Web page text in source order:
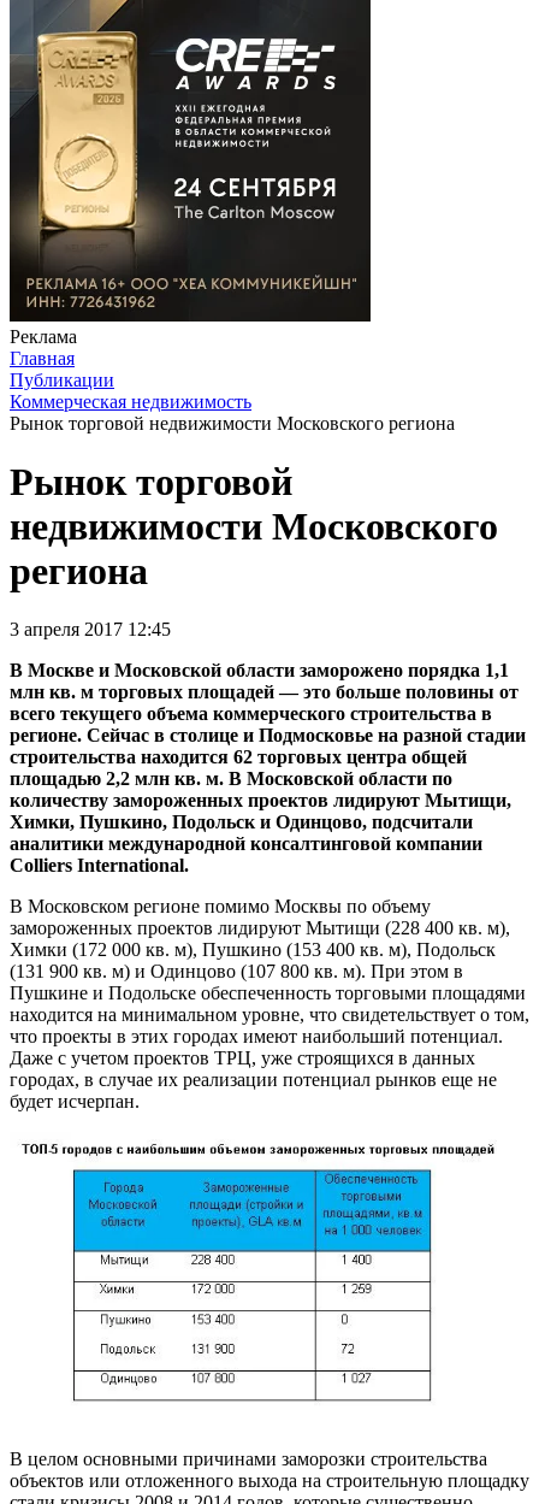
Реклама
Главная
Публикации
Коммерческая недвижимость
Рынок торговой недвижимости Московского региона
Рынок торговой
недвижимости Московского
региона
3 апреля 2017 12:45
В Москве и Московской области заморожено порядка 1,1
млн кв. м торговых площадей — это больше половины от
всего текущего объема коммерческого строительства в
регионе. Сейчас в столице и Подмосковье на разной стадии
строительства находится 62 торговых центра общей
площадью 2,2 млн кв. м. В Московской области по
количеству замороженных проектов лидируют Мытищи,
Химки, Пушкино, Подольск и Одинцово, подсчитали
аналитики международной консалтинговой компании
Colliers International.
В Московском регионе помимо Москвы по объему
замороженных проектов лидируют Мытищи (228 400 кв. м),
Химки (172 000 кв. м), Пушкино (153 400 кв. м), Подольск
(131 900 кв. м) и Одинцово (107 800 кв. м). При этом в
Пушкине и Подольске обеспеченность торговыми площадями
находится на минимальном уровне, что свидетельствует о том,
что проекты в этих городах имеют наибольший потенциал.
Даже с учетом проектов ТРЦ, уже строящихся в данных
городах, в случае их реализации потенциал рынков еще не
будет исчерпан.
В целом основными причинами заморозки строительства
объектов или отложенного выхода на строительную площадку